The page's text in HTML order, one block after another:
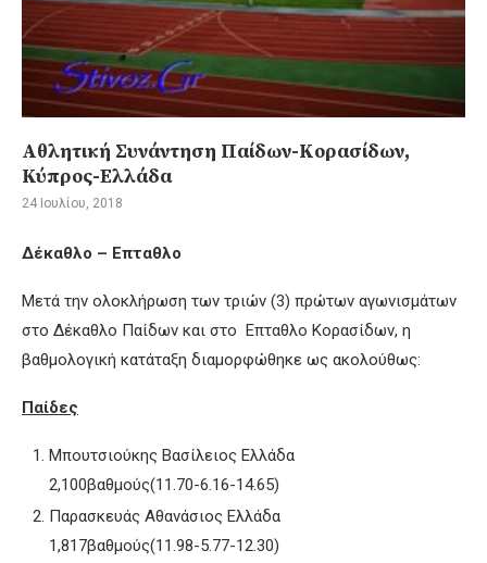
Αθλητική Συνάντηση Παίδων-Κορασίδων,
Κύπρος-Ελλάδα
24 Ιουλίου, 2018
Δέκαθλο – Επταθλο
Μετά την ολοκλήρωση των τριών (3) πρώτων αγωνισμάτων
στο Δέκαθλο Παίδων και στο Επταθλο Κορασίδων, η
βαθμολογική κατάταξη διαμορφώθηκε ως ακολούθως:
Παίδες
Μπουτσιούκης Βασίλειος Ελλάδα
2,100βαθμούς(11.70-6.16-14.65)
Παρασκευάς Αθανάσιος Ελλάδα
1,817βαθμούς(11.98-5.77-12.30)